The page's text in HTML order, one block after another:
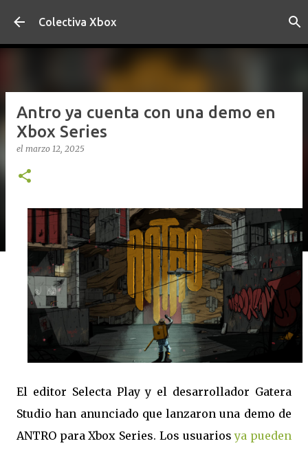
Ir al contenido principal
Colectiva Xbox
Antro ya cuenta con una demo en
Xbox Series
el marzo 12, 2025
El editor Selecta Play y el desarrollador Gatera
Studio han anunciado que lanzaron una demo de
ANTRO para Xbox Series. Los usuariosya pueden